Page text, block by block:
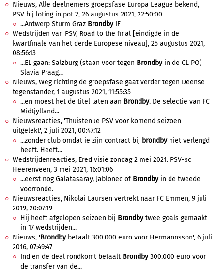
Nieuws, Alle deelnemers groepsfase Europa League bekend,
PSV bij loting in pot 2, 26 augustus 2021, 22:50:00
...Antwerp Sturm Graz BrondbyIF
Wedstrijden van PSV, Road to the final [eindigde in de
kwartfinale van het derde Europese niveau], 25 augustus 2021,
08:56:13
...EL gaan: Salzburg (staan voor tegen Brondbyin de CL PO)
Slavia Praag...
Nieuws, Weg richting de groepsfase gaat verder tegen Deense
tegenstander, 1 augustus 2021, 11:55:35
...en moest het de titel laten aan Brondby. De selectie van FC
Midtjylland...
Nieuwsreacties, 'Thuistenue PSV voor komend seizoen
uitgelekt', 2 juli 2021, 00:47:12
...zonder club omdat ie zijn contract bij brondbyniet verlengd
heeft. Heeft...
Wedstrijdenreacties, Eredivisie zondag 2 mei 2021: PSV-sc
Heerenveen, 3 mei 2021, 16:01:06
...eerst nog Galatasaray, Jablonec of Brondbyin de tweede
voorronde.
Nieuwsreacties, Nikolai Laursen vertrekt naar FC Emmen, 9 juli
2019, 20:07:19
Hij heeft afgelopen seizoen bij Brondbytwee goals gemaakt
in 17 wedstrijden...
Nieuws, 'Brondbybetaalt 300.000 euro voor Hermannsson', 6 juli
2016, 07:49:47
Indien de deal rondkomt betaalt Brondby300.000 euro voor
de transfer van de...